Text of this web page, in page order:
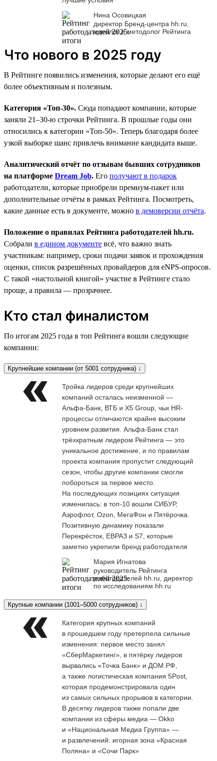
Нина Осовицкая
директор Бренд-центра hh.ru,
идеолог и методолог Рейтинга
Что нового в 2025 году
В Рейтинге появились изменения, которые делают его ещё
более объективным и полезным.
Категория «Топ-30». Сюда попадают компании, которые
заняли 21–30-ю строчки Рейтинга. В прошлые годы они
относились к категории «Топ-50». Теперь благодаря более
узкой выборке шанс привлечь внимание кандидата выше.
Аналитический отчёт по отзывам бывших сотрудников
на платформе Dream Job. Его получают в подарок
работодатели, которые приобрели премиум-пакет или
дополнительные отчёты в рамках Рейтинга. Посмотреть,
какие данные есть в документе, можно в демоверсии отчёта.
Положение о правилах Рейтинга работодателей hh.ru.
Собрали в едином документе всё, что важно знать
участникам: например, сроки подачи заявок и прохождения
оценки, список разрешённых провайдеров для eNPS-опросов.
С такой «настольной книгой» участие в Рейтинге стало
проще, а правила — прозрачнее.
Кто стал финалистом
По итогам 2025 года в топ Рейтинга вошли следующие
компании:
Крупнейшие компании (от 5001 сотрудника) ↓
Тройка лидеров среди крупнейших
компаний осталась неизменной —
Альфа-Банк, ВТБ и X5 Group, чьи HR-
процессы отличаются крайне высоким
уровнем развития. Альфа-Банк стал
трёхкратным лидером Рейтинга — это
уникальное достижение, и по правилам
проекта компания пропустит следующий
сезон, чтобы другие компании смогли
побороться за первое место.
На последующих позициях ситуация
изменилась: в топ-10 вошли СИБУР,
Аэрофлот, Ozon, МегаФон и Пятёрочка.
Позитивную динамику показали
Перекрёсток, ЕВРАЗ и S7, которые
заметно укрепили бренд работодателя
Мария Игнатова
руководитель Рейтинга
работодателей hh.ru, директор
по исследованиям hh.ru
Крупные компании (1001–5000 сотрудников) ↓
Категория крупных компаний
в прошедшем году претерпела сильные
изменения: первое место занял
«СберМаркетинг», в пятёрку лидеров
вырвались «Точка Банк» и ДОМ.РФ,
а также логистическая компания 5Post,
которая продемонстрировала один
из самых сильных прорывов в категории.
В десятку лидеров также попали две
компании из сферы медиа — Okko
и «Национальная Медиа Группа» —
и развлечений: игорная зона «Красная
Поляна» и «Сочи Парк»